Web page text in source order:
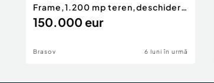
Frame,1.200 mp teren,deschidere
Pia
150.000 eur
Brasov 6 luni în urmă